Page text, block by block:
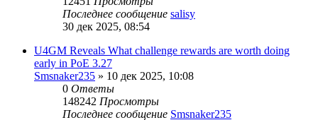
Последнее сообщение salisy
30 дек 2025, 08:54
U4GM Reveals What challenge rewards are worth doing
early in PoE 3.27
Smsnaker235 » 10 дек 2025, 10:08
0 Ответы
148242 Просмотры
Последнее сообщение Smsnaker235